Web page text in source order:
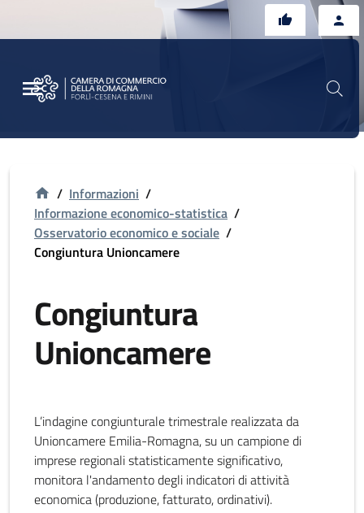
/ Informazioni /
Informazione economico-statistica /
Osservatorio economico e sociale /
Congiuntura Unioncamere
Congiuntura
Unioncamere
L’indagine congiunturale trimestrale realizzata da
Unioncamere Emilia-Romagna, su un campione di
imprese regionali statisticamente significativo,
monitora l'andamento degli indicatori di attività
economica (produzione, fatturato, ordinativi).